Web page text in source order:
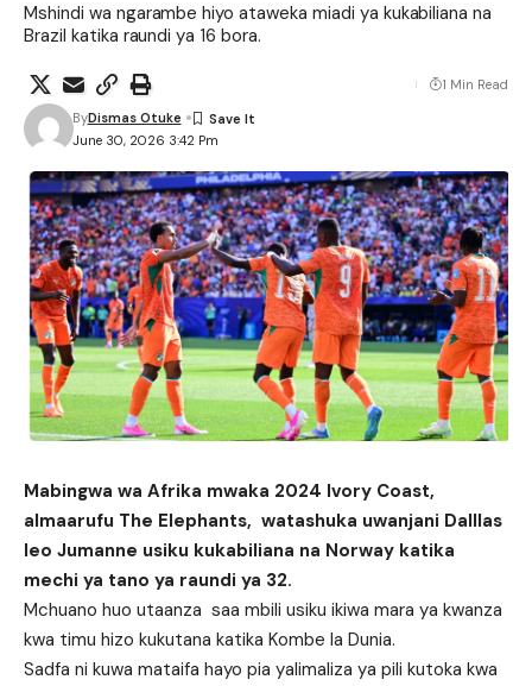
Mshindi wa ngarambe hiyo ataweka miadi ya kukabiliana na
Brazil katika raundi ya 16 bora.
June 30, 2026 3:42 Pm
ByDismas Otuke
1 Min Read
Mabingwa wa Afrika mwaka 2024 Ivory Coast,
almaarufu The Elephants, watashuka uwanjani Dalllas
leo Jumanne usiku kukabiliana na Norway katika
mechi ya tano ya raundi ya 32.
Mchuano huo utaanza saa mbili usiku ikiwa mara ya kwanza
kwa timu hizo kukutana katika Kombe la Dunia.
Sadfa ni kuwa mataifa hayo pia yalimaliza ya pili kutoka kwa